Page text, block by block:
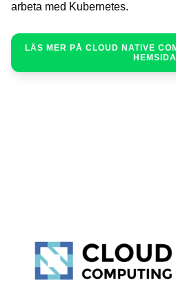
arbeta med Kubernetes.
LÄS MER PÅ CLOUD NATIVE
HEMSIDA